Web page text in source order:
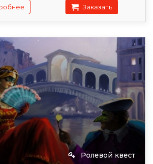
Заказать
Ролевой квест